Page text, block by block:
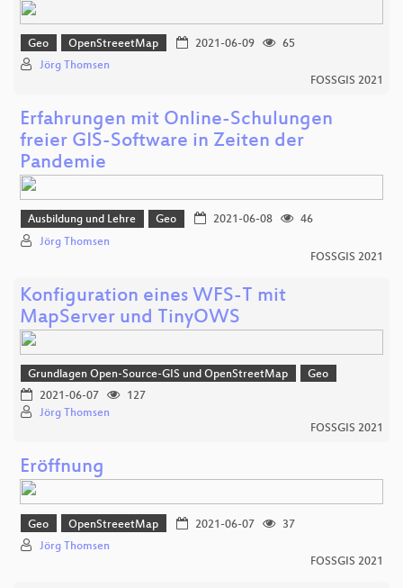
Geo OpenStreeetMap 2021-06-09
65
Jörg Thomsen
FOSSGIS 2021
Erfahrungen mit Online-Schulungen
freier GIS-Software in Zeiten der
Pandemie
Ausbildung und Lehre Geo 2021-06-08
46
Jörg Thomsen
FOSSGIS 2021
Konfiguration eines WFS-T mit
MapServer und TinyOWS
Grundlagen Open-Source-GIS und OpenStreetMap
Geo
2021-06-07
127
Jörg Thomsen
FOSSGIS 2021
Eröffnung
Geo OpenStreeetMap 2021-06-07
37
Jörg Thomsen
FOSSGIS 2021